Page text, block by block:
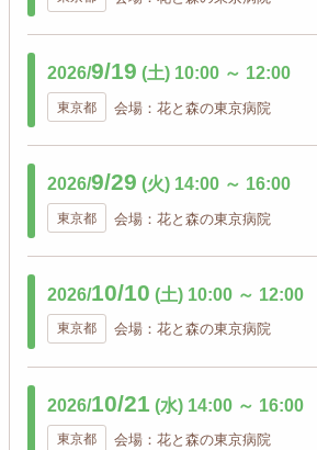
2026/9/19 (土) 10:00 ～ 12:00
東京都 会場：花と森の東京病院
2026/9/29 (火) 14:00 ～ 16:00
東京都 会場：花と森の東京病院
2026/10/10 (土) 10:00 ～ 12:00
東京都 会場：花と森の東京病院
2026/10/21 (水) 14:00 ～ 16:00
東京都 会場：花と森の東京病院